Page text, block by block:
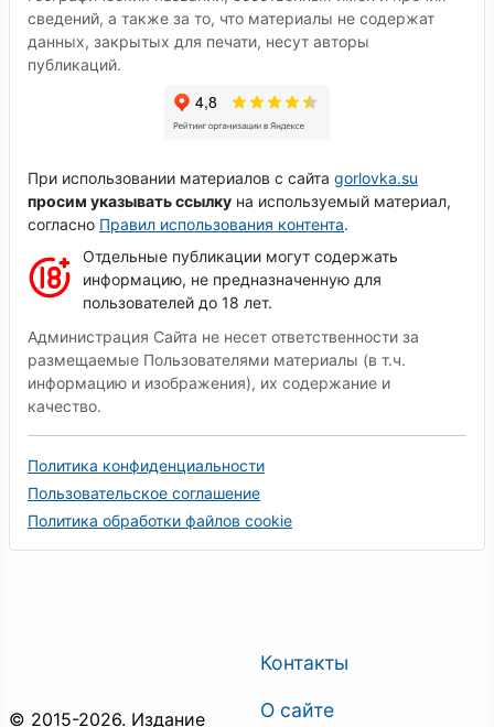
сведений, а также за то, что материалы не содержат
данных, закрытых для печати, несут авторы
публикаций.
При использовании материалов с сайта gorlovka.su
просим указывать ссылку на используемый материал,
согласно Правил использования контента.
Отдельные публикации могут содержать
информацию, не предназначенную для
пользователей до 18 лет.
Администрация Сайта не несет ответственности за
размещаемые Пользователями материалы (в т.ч.
информацию и изображения), их содержание и
качество.
Политика конфиденциальности
Пользовательское соглашение
Политика обработки файлов cookie
© 2015-2026. Издание
Контакты
О сайте